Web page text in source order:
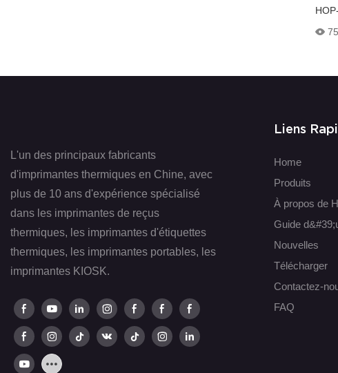
L'un des principaux fabricants
d'imprimantes thermiques en Chine, avec
plus de 10 ans d'expérience spécialisé
dans les imprimantes de reçus
thermiques, les imprimantes d'étiquettes
thermiques, les imprimantes portables, les
imprimantes KIOSK.
Liens
Home
Produits
À propos de
Guide
Nouvelles
Télécharger
Contactez-
FAQ